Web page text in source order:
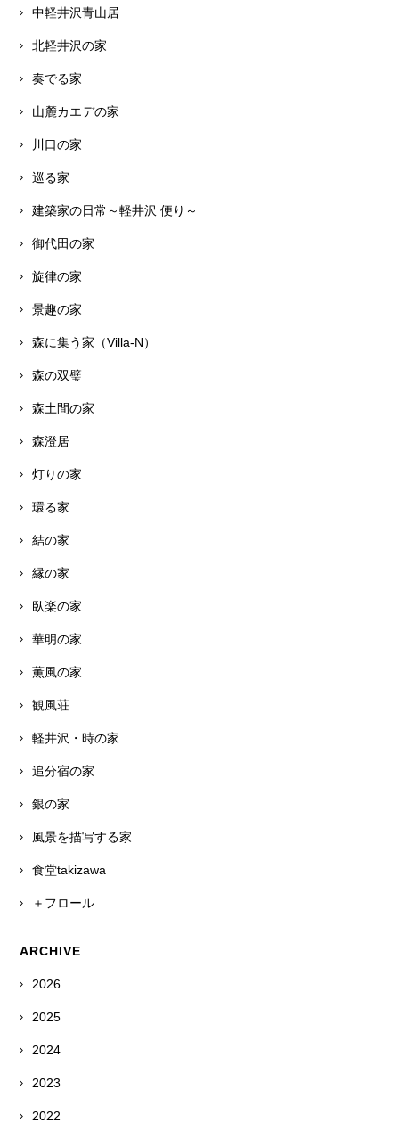
中軽井沢青山居
北軽井沢の家
奏でる家
山麓カエデの家
川口の家
巡る家
建築家の日常～軽井沢 便り～
御代田の家
旋律の家
景趣の家
森に集う家（Villa-N）
森の双璧
森土間の家
森澄居
灯りの家
環る家
結の家
縁の家
臥楽の家
華明の家
薫風の家
観風荘
軽井沢・時の家
追分宿の家
銀の家
風景を描写する家
食堂takizawa
＋フロール
ARCHIVE
2026
2025
2024
2023
2022